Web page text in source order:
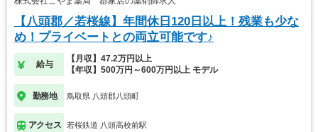
【八頭郡／若桜線】年間休日120日以上！残業も少な
め！プライベートとの両立可能です♪
給与
【月収】47.2万円以上
【年収】500万円～600万円以上 モデル
勤務地 鳥取県 八頭郡八頭町
アクセス 若桜鉄道 八頭高校前駅